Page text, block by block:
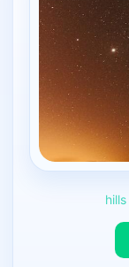
hills